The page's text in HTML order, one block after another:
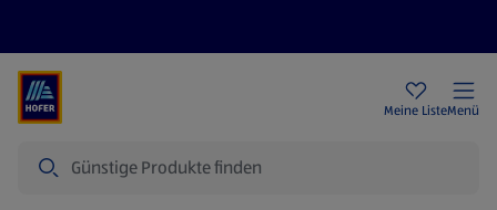
Meine ListeMenü